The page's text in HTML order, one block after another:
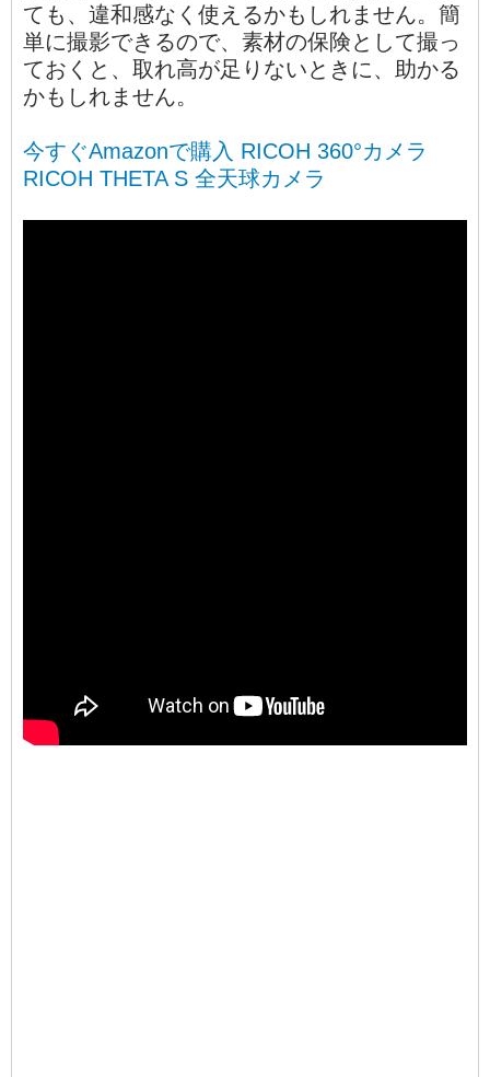
ても、違和感なく使えるかもしれません。簡
単に撮影できるので、素材の保険として撮っ
ておくと、取れ高が足りないときに、助かる
かもしれません。
今すぐAmazonで購入 RICOH 360°カメラ
RICOH THETA S 全天球カメラ